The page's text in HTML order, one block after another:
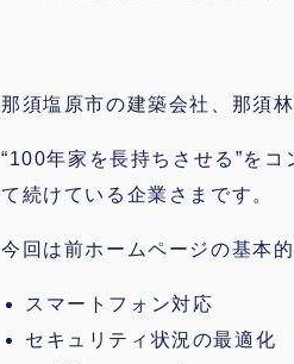
那須塩原市の建築会社、那須
“100年家を長持ちさせる”を
て続けている企業さまです。
今回は前ホームページの基本
スマートフォン対応
セキュリティ状況の最適化